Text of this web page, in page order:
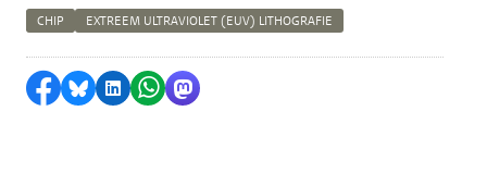
CHIP EXTREEM ULTRAVIOLET (EUV) LITHOGRAFIE
Delen op Facebook
Delen via Bluesky
Delen op LinkedIn
Delen via WhatsApp
Delen via Mastodon